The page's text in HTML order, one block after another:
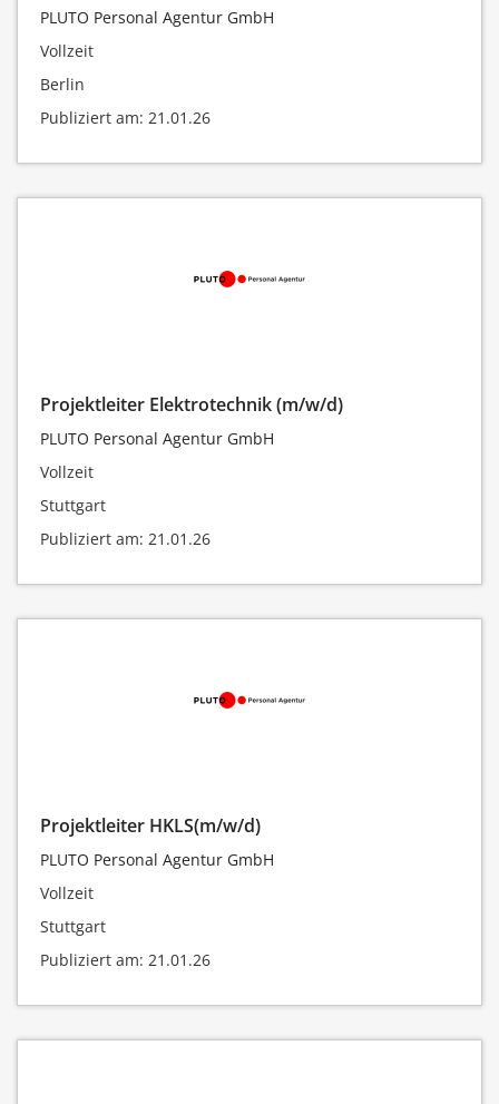
PLUTO Personal Agentur GmbH
Vollzeit
Berlin
Publiziert am: 21.01.26
Projektleiter Elektrotechnik (m/w/d)
PLUTO Personal Agentur GmbH
Vollzeit
Stuttgart
Publiziert am: 21.01.26
Projektleiter HKLS(m/w/d)
PLUTO Personal Agentur GmbH
Vollzeit
Stuttgart
Publiziert am: 21.01.26